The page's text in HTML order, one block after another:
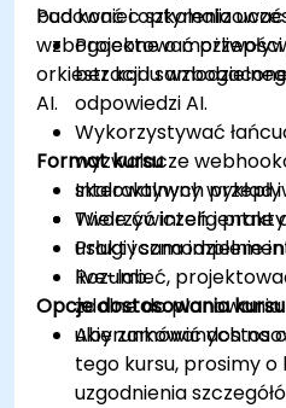
budować i
wzbogacone o
orkiestracji i
AI.
Pod koniec szkolenia
Projektować
bez kodu
odpowiedzi AI.
Wykorzystywać
wyzwalacze
skalowalnych
Tworzyć inteligentne
usługi i samodzielnie
Rozumieć,
zdolne do planowania
ukierunkowanych na
Format kursu
Interaktywny wykład i
Wiele ćwiczeń i
Praktyczna
live-lab.
Opcje dostosowania kursu
Aby zamówić
tego kursu, prosimy
uzgodnienia